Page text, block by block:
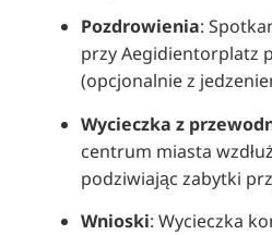
Pozdrowienia:
przy Aegidientorplatz
(opcjonalnie z
Wycieczka z
centrum miasta
podziwiając zabytki
Wnioski: Wycieczka